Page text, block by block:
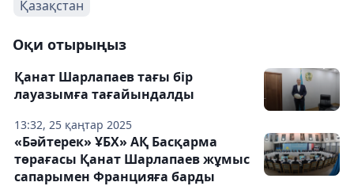
Қазақстан
Оқи отырыңыз
13:32, 25 қаңтар 2025
Қанат Шарлапаев тағы бір
лауазымға тағайындалды
«Бәйтерек» ҰБХ» АҚ Басқарма
төрағасы Қанат Шарлапаев жұмыс
сапарымен Францияға барды